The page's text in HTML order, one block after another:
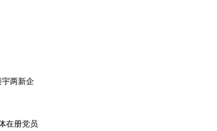
两新企
在册党员